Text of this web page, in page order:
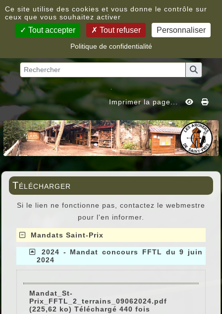
Accueil
Imprimer la page...
Télécharger
Si le lien ne fonctionne pas, contactez le webmestre
pour l'en informer.
Mandats Saint-Prix
2024 - Mandat concours FFTL du 9 juin
2024
Mandat_St-
Prix_FFTL_2_terrains_09062024.pdf
(225,62 ko) Téléchargé 440 fois
Ce site utilise des cookies et vous donne le contrôle sur
ceux que vous souhaitez activer
Tout accepter Tout refuser Personnaliser
Politique de confidentialité